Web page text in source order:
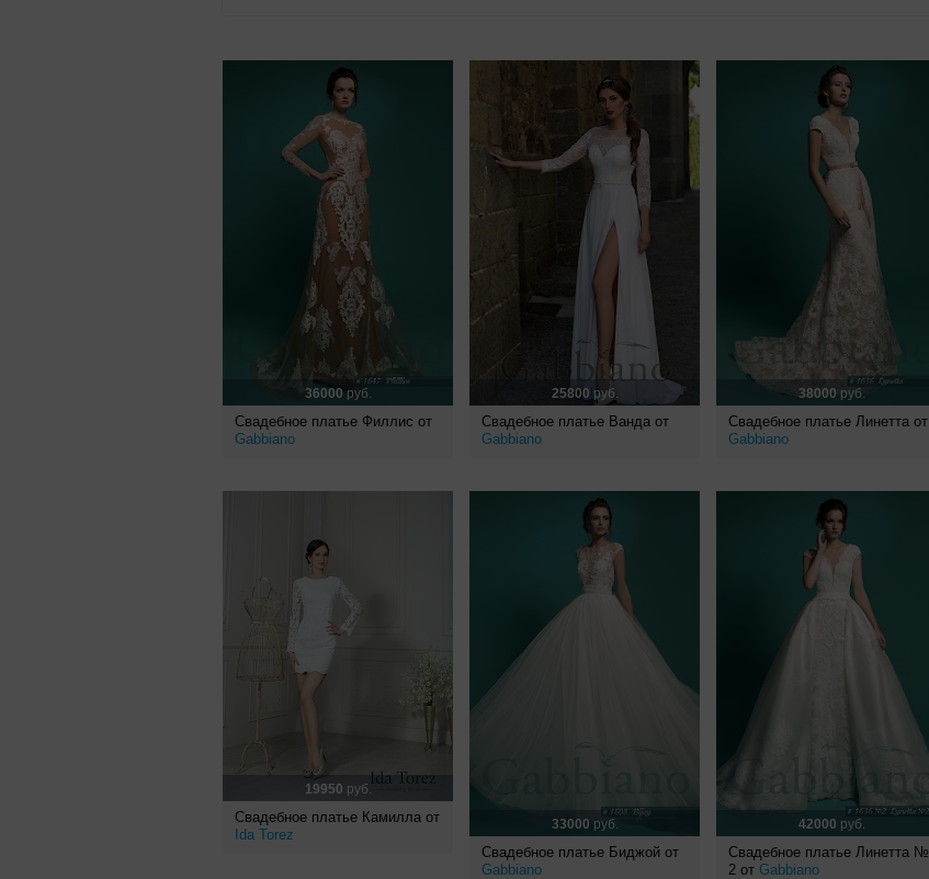
36000руб.
Свадебное платье Филлис от
Gabbiano
25800 руб.
Свадебное платье Ванда от
Gabbiano
38000руб.
Свадебное платье Линетта от
Gabbiano
19950 руб.
Свадебное платье Камилла от
Ida Torez
33000 руб.
Свадебное платье Биджой от
Gabbiano
42000 руб.
Свадебное платье Линетта №
2 от Gabbiano